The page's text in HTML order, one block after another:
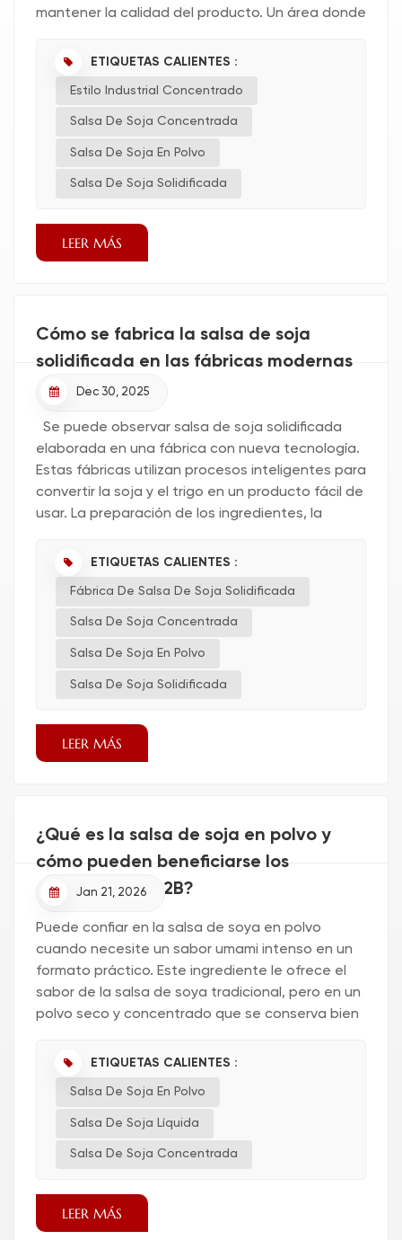
mantener la calidad del producto. Un área donde
ver mejoras significativas es e...
ETIQUETAS CALIENTES :
Estilo Industrial Concentrado
Salsa De Soja Concentrada
Salsa De Soja En Polvo
Salsa De Soja Solidificada
LEER MÁS
Cómo se fabrica la salsa de soja
solidificada en las fábricas modernas
Dec 30, 2025
Se puede observar salsa de soja solidificada
elaborada en una fábrica con nueva tecnología.
Estas fábricas utilizan procesos inteligentes para
convertir la soja y el trigo en un producto fácil de
usar. La preparación de los ingredientes, la
ETIQUETAS CALIENTES :
Fábrica De Salsa De Soja Solidificada
Salsa De Soja Concentrada
Salsa De Soja En Polvo
Salsa De Soja Solidificada
LEER MÁS
¿Qué es la salsa de soja en polvo y
cómo pueden beneficiarse los
compradores B2B?
Jan 21, 2026
Puede confiar en la salsa de soya en polvo
cuando necesite un sabor umami intenso en un
formato práctico. Este ingrediente le ofrece el
sabor de la salsa de soya tradicional, pero en un
polvo seco y concentrado que se conserva bien
alimentari...ETIQUETAS CALIENTES :
Salsa De Soja En Polvo
Salsa De Soja Líquida
Salsa De Soja Concentrada
LEER MÁS